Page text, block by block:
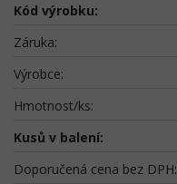
Kód výrobku:
Záruka:
Výrobce:
Hmotnost/ks:
Kusů v balení:
Doporučená cena bez DPH: